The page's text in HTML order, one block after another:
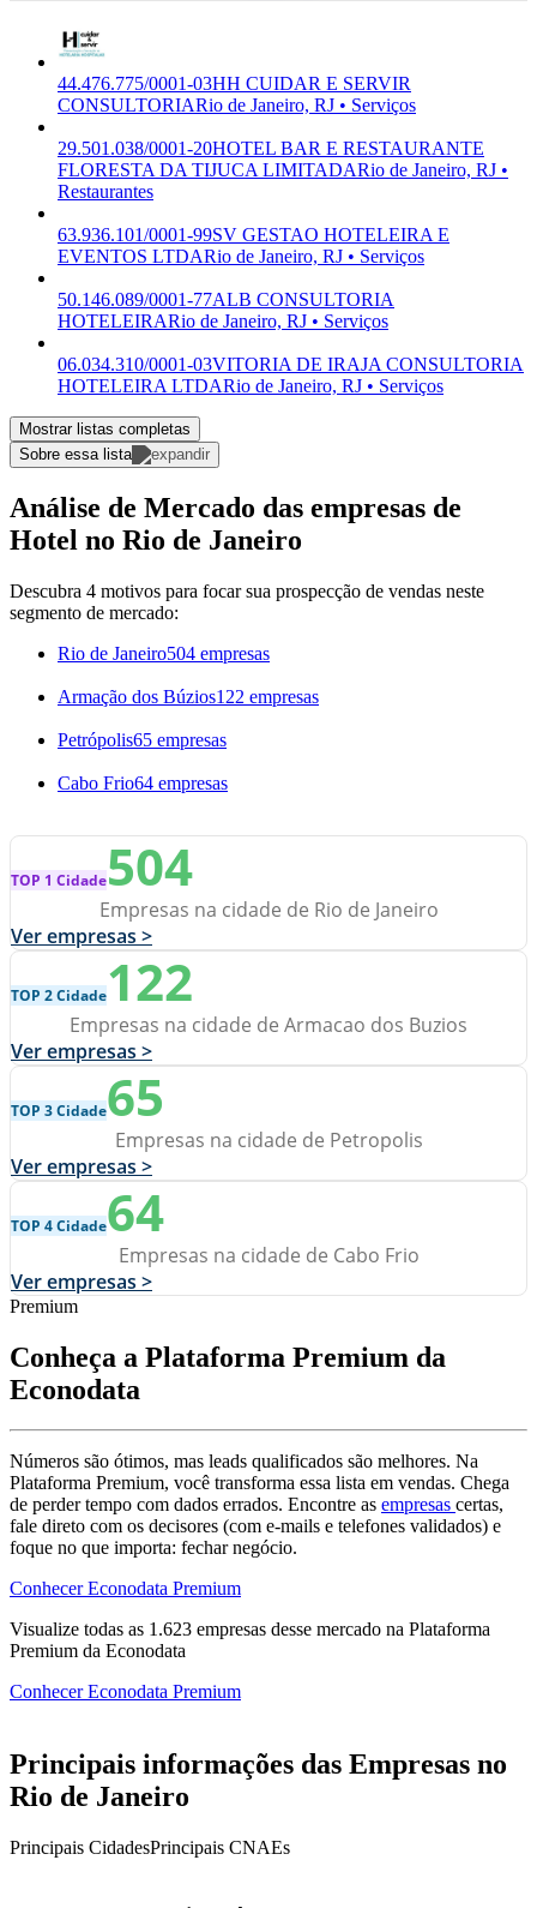
44.476.775/0001-03HH CUIDAR E SERVIR
CONSULTORIARio de Janeiro, RJ • Serviços
29.501.038/0001-20HOTEL BAR E RESTAURANTE
FLORESTA DA TIJUCA LIMITADARio de Janeiro, RJ •
Restaurantes
63.936.101/0001-99SV GESTAO HOTELEIRA E
EVENTOS LTDARio de Janeiro, RJ • Serviços
50.146.089/0001-77ALB CONSULTORIA
HOTELEIRARio de Janeiro, RJ • Serviços
06.034.310/0001-03VITORIA DE IRAJA CONSULTORIA
HOTELEIRA LTDARio de Janeiro, RJ • Serviços
Mostrar listas completas
Sobre essa lista
Análise de Mercado das empresas de
Hotel no Rio de Janeiro
Descubra 4 motivos para focar sua prospecção de vendas neste
segmento de mercado:
Rio de Janeiro504 empresas
Armação dos Búzios122 empresas
Petrópolis65 empresas
Cabo Frio64 empresas
TOP 1 Cidade504
Empresas na cidade de Rio de Janeiro
Ver empresas >
TOP 2 Cidade122
Empresas na cidade de Armacao dos Buzios
Ver empresas >
TOP 3 Cidade65
Empresas na cidade de Petropolis
Ver empresas >
TOP 4 Cidade64
Empresas na cidade de Cabo Frio
Ver empresas >
Premium
Conheça a Plataforma Premium da
Econodata
Números são ótimos, mas leads qualificados são melhores. Na
Plataforma Premium, você transforma essa lista em vendas. Chega
de perder tempo com dados errados. Encontre as empresas certas,
fale direto com os decisores (com e-mails e telefones validados) e
foque no que importa: fechar negócio.
Conhecer Econodata Premium
Visualize todas as 1.623 empresas desse mercado na Plataforma
Premium da Econodata
Conhecer Econodata Premium
Principais informações das Empresas no
Rio de Janeiro
Principais CidadesPrincipais CNAEs